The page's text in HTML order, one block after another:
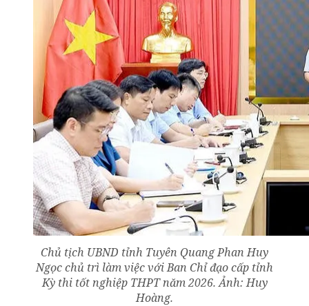
Chủ tịch UBND tỉnh Tuyên Quang Phan Huy
Ngọc chủ trì làm việc với Ban Chỉ đạo cấp tỉnh
Kỳ thi tốt nghiệp THPT năm 2026. Ảnh: Huy
Hoàng.